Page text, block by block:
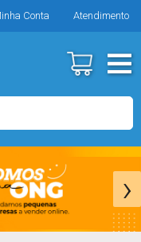
Conta Atendimento
›